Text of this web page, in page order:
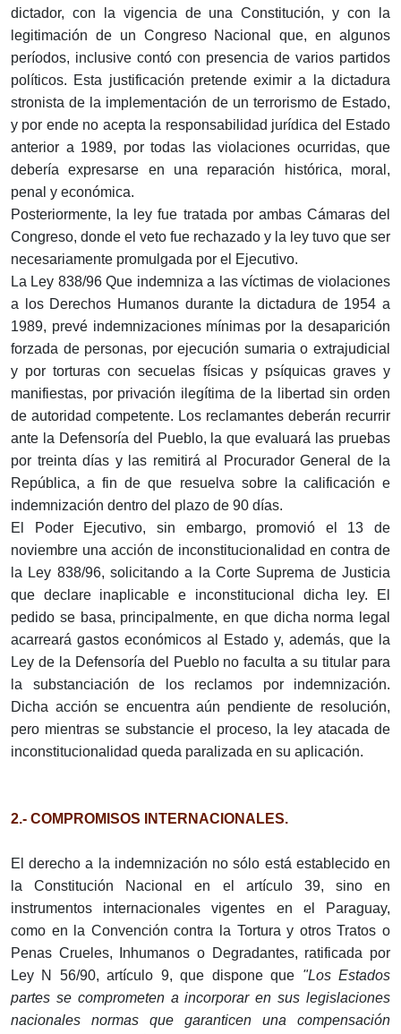
dictador, con la vigencia de una Constitución, y con la
legitimación de un Congreso Nacional que, en algunos
períodos, inclusive contó con presencia de varios partidos
políticos. Esta justificación pretende eximir a la dictadura
stronista de la implementación de un terrorismo de Estado,
y por ende no acepta la responsabilidad jurídica del Estado
anterior a 1989, por todas las violaciones ocurridas, que
debería expresarse en una reparación histórica, moral,
penal y económica.
Posteriormente, la ley fue tratada por ambas Cámaras del
Congreso, donde el veto fue rechazado y la ley tuvo que ser
necesariamente promulgada por el Ejecutivo.
La Ley 838/96 Que indemniza a las víctimas de violaciones
a los Derechos Humanos durante la dictadura de 1954 a
1989, prevé indemnizaciones mínimas por la desaparición
forzada de personas, por ejecución sumaria o extrajudicial
y por torturas con secuelas físicas y psíquicas graves y
manifiestas, por privación ilegítima de la libertad sin orden
de autoridad competente. Los reclamantes deberán recurrir
ante la Defensoría del Pueblo, la que evaluará las pruebas
por treinta días y las remitirá al Procurador General de la
República, a fin de que resuelva sobre la calificación e
indemnización dentro del plazo de 90 días.
El Poder Ejecutivo, sin embargo, promovió el 13 de
noviembre una acción de inconstitucionalidad en contra de
la Ley 838/96, solicitando a la Corte Suprema de Justicia
que declare inaplicable e inconstitucional dicha ley. El
pedido se basa, principalmente, en que dicha norma legal
acarreará gastos económicos al Estado y, además, que la
Ley de la Defensoría del Pueblo no faculta a su titular para
la substanciación de los reclamos por indemnización.
Dicha acción se encuentra aún pendiente de resolución,
pero mientras se substancie el proceso, la ley atacada de
inconstitucionalidad queda paralizada en su aplicación.
2.- COMPROMISOS INTERNACIONALES.
El derecho a la indemnización no sólo está establecido en
la Constitución Nacional en el artículo 39, sino en
instrumentos internacionales vigentes en el Paraguay,
como en la Convención contra la Tortura y otros Tratos o
Penas Crueles, Inhumanos o Degradantes, ratificada por
Ley N 56/90, artículo 9, que dispone que "Los Estados
partes se comprometen a incorporar en sus legislaciones
nacionales normas que garanticen una compensación